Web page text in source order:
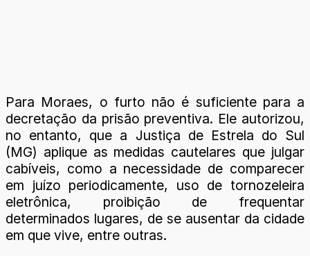
Para Moraes, o furto não é suficiente para a
decretação da prisão preventiva. Ele autorizou,
no entanto, que a Justiça de Estrela do Sul
(MG) aplique as medidas cautelares que julgar
cabíveis, como a necessidade de comparecer
em juízo periodicamente, uso de tornozeleira
eletrônica, proibição de frequentar
determinados lugares, de se ausentar da cidade
em que vive, entre outras.